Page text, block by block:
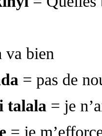
bien
= pas de
talala= je
= je